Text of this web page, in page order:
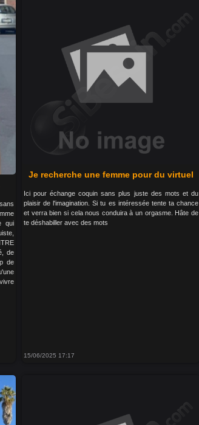
qui
de
de
Je recherche une femme pour du virtuel
Ici pour échange coquin sans plus juste des mots et du
plaisir de l'imagination. Si tu es intéressée tente ta chance
et verra bien si cela nous conduira à un orgasme. Hâte de
te déshabiller avec des mots
15/06/2025 17:17